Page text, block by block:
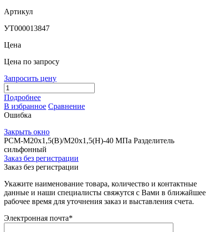
Артикул
УТ000013847
Цена
Цена по запросу
Запросить цену
Подробнее
В избранное Сравнение
Ошибка
Закрыть окно
РСМ-М20х1,5(В)/М20х1,5(Н)-40 МПа Разделитель
сильфонный
Заказ без регистрации
Заказ без регистрации
Укажите наименование товара, количество и контактные
данные и наши специалисты свяжутся с Вами в ближайшее
рабочее время для уточнения заказ и выставления счета.
Электронная почта*